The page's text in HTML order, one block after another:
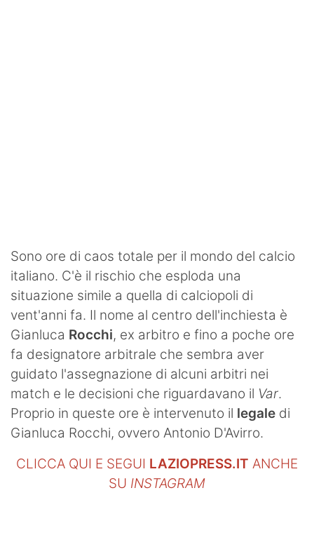
Sono ore di caos totale per il mondo del calcio
italiano. C'è il rischio che esploda una
situazione simile a quella di calciopoli di
vent'anni fa. Il nome al centro dell'inchiesta è
Gianluca Rocchi, ex arbitro e fino a poche ore
fa designatore arbitrale che sembra aver
guidato l'assegnazione di alcuni arbitri nei
match e le decisioni che riguardavano il Var.
Proprio in queste ore è intervenuto il legale di
Gianluca Rocchi, ovvero Antonio D'Avirro.
CLICCA QUI E SEGUI LAZIOPRESS.IT ANCHE
SU INSTAGRAM